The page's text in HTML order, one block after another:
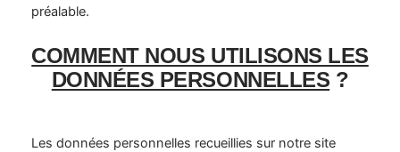
préalable.
COMMENT NOUS UTILISONS LES
DONNÉES PERSONNELLES ?
Les données personnelles recueillies sur notre site